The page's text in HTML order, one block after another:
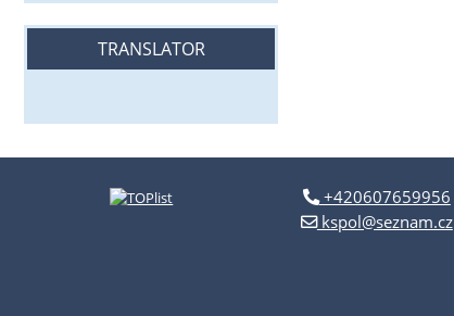
TRANSLATOR
+420607659956
kspol@seznam.cz